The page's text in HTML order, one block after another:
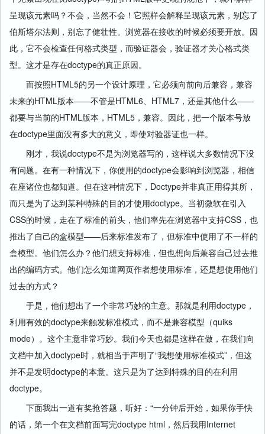
呈现该元素吗？不会，当然不会！它照样会解释呈现该元素，别忘了
伯斯塔尔法则，别忘了健壮性。浏览器在接收的时候必须要开放。因
此，它不会检查任何格式类型，而验证器会，验证器才关心格式类
型。这才是存在doctype的真正原因。
而按照HTML5的另一个设计原理，它必须向前向后兼容，兼容
未来的HTML版本——不管是HTML6、HTML7，还是其他什么——
都要与当前的HTML版本，HTML5，兼容。因此，把一个版本号放
在doctype里面没有多大的意义，即使对验器证也一样。
刚才，我说doctype不是为浏览器写的，这样说大多数情况下没
有问题。在有一种情况下，你使用的doctype会影响到浏览器，相信
在座诸位也都知道。但在这种情况下，Doctype并非真正用得其所，
而只是为了达到某种特殊的目的才使用doctype。当初微软在引入
CSS的时候，走在了标准的前头，他们率先在浏览器中支持CSS，也
推出了自己的盒模型——后来标准发布了，但标准中使用了不一样的
盒模型。他们怎么办？他们想支持标准，但也想向后兼容自己过去推
出的编码方式。他们怎么知道网页作者想使用标准，还是想使用他们
过去的方式？
于是，他们想出了一个非常巧妙的主意。那就是利用doctype，
利用有效的doctype来触发标准模式，而不是兼容模型（quiks
mode）。这个主意非常巧妙。我们今天也都是这样在做，在我们向
文档中加入doctype时，就相当于声明了“我想使用标准模式”，但这
并不是发明doctype的本意。这只是为了达到特殊的目的在利用
doctype。
下面我出一道有奖抢答题，听好：“一分钟后开始，如果你手快
的话，第一个在文档前面写完doctype html ，然后我用Internet